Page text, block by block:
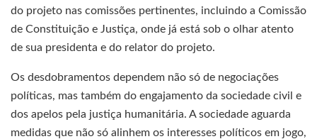
do projeto nas comissões pertinentes, incluindo a Comissão
de Constituição e Justiça, onde já está sob o olhar atento
de sua presidenta e do relator do projeto.
Os desdobramentos dependem não só de negociações
políticas, mas também do engajamento da sociedade civil e
dos apelos pela justiça humanitária. A sociedade aguarda
medidas que não só alinhem os interesses políticos em jogo,